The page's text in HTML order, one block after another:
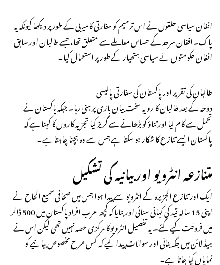
افغان سیاسی حلقوں نے اس ترمیم کو سفارتی کامیابی کے طور پر دیکھا کیونکہ یہ
پاک۔ افغان سرحد کے حساس معاملے سے متعلق تھا، جسے طالبان اور سابق
افغان حکومتوں نے سیاسی ہتھیار کے طور پر استعمال کیا۔
طالبان کی تقریر اور پاکستان کی سفارتی پالیسی
دوحہ کے بعد طالبان کا رویہ سخت بیان بازی پر مبنی رہا۔ جبکہ پاکستان نے
تحمل سے کام لیا اور تناؤ کو بڑھانے سے گریز کیا تجزیہ کاروں کا کہنا ہے کہ
پاکستان ایسے تنازع کا شکار ہو سکتا ہے جس سے وہ بچنا چاہتا ہے۔
متنازعہ انٹرویو اور بیانیہ کی تشکیل
ایک اور تنازع الجزیرہ کے انٹرویو سے پیدا ہوا جس میں صحافی سمیع الحاج نے
اپنی 15 سالہ قید کی کہانی سنائی اور بتایا کہ کچھ عرب افراد پاکستان میں 500 ڈالر
میں فروخت کیے گئے۔ یہ تفصیل انٹرویو کا مرکزی حصہ نہیں تھی لیکن اس نے
ہیڈ لائن میں جگہ بنائی اور سوالات پیدا کیے کہ کس طرح مخصوص بیانیے کو
نمایاں کیا جاتا ہے۔